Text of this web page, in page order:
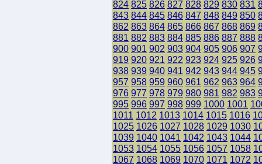
824 825 826 827 828 829 830 831
843 844 845 846 847 848 849 850
862 863 864 865 866 867 868 869
881 882 883 884 885 886 887 888
900 901 902 903 904 905 906 907
919 920 921 922 923 924 925 926
938 939 940 941 942 943 944 945
957 958 959 960 961 962 963 964
976 977 978 979 980 981 982 983
995 996 997 998 999 1000 1001
1011 1012 1013 1014 1015 1016
1025 1026 1027 1028 1029 1030
1039 1040 1041 1042 1043 1044
1053 1054 1055 1056 1057 1058
1067 1068 1069 1070 1071 1072